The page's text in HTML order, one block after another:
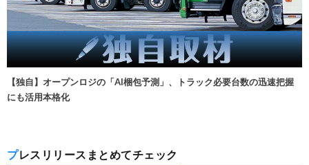
【独自】オープンロジの「AI梱包予測」、トラック必要台数の迅速把握
にも活用本格化
プレスリリースまとめてチェック